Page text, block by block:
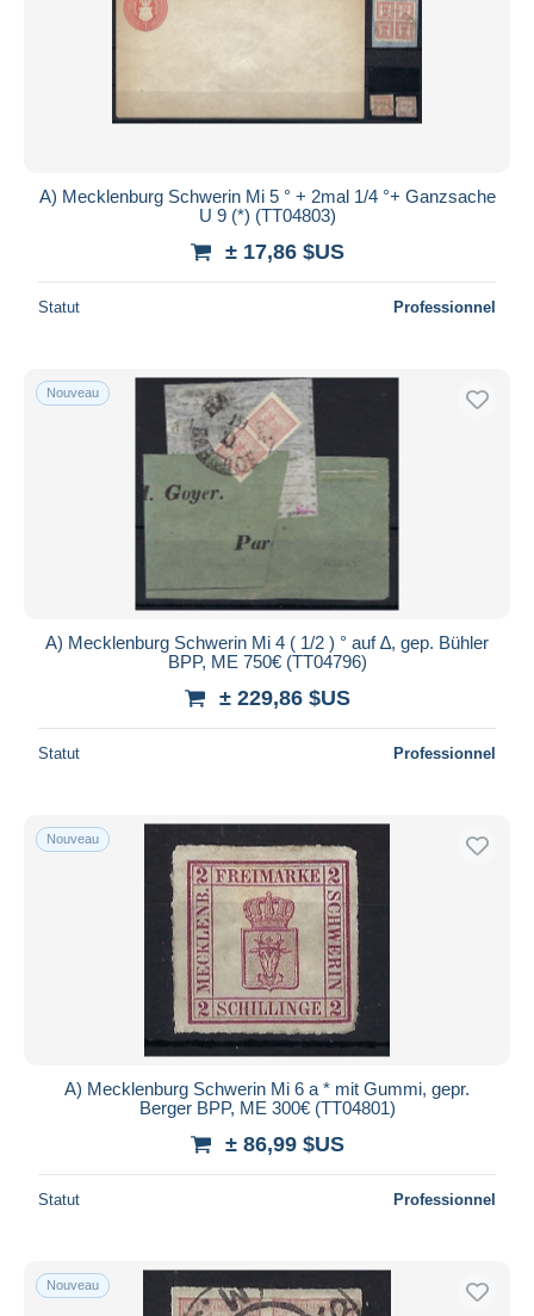
A) Mecklenburg Schwerin Mi 5 ° + 2mal 1/4 °+ Ganzsache
U 9 (*) (TT04803)
± 17,86 $US
Statut Professionnel
Nouveau
A) Mecklenburg Schwerin Mi 4 ( 1/2 ) ° auf ∆, gep. Bühler
BPP, ME 750€ (TT04796)
± 229,86 $US
Statut Professionnel
Nouveau
A) Mecklenburg Schwerin Mi 6 a * mit Gummi, gepr.
Berger BPP, ME 300€ (TT04801)
± 86,99 $US
Statut Professionnel
Nouveau